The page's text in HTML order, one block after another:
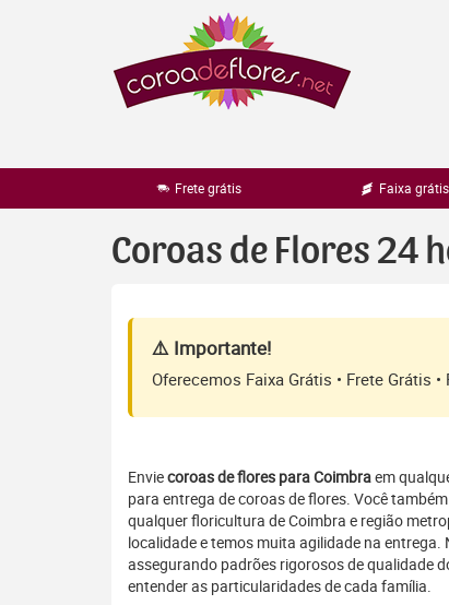
Frete grátis Faixa grátis
Coroas de Flores 24
⚠️ Importante!
Oferecemos Faixa Grátis • Frete Grátis
Enviecoroas de flores para Coimbraem
para entrega de coroas de flores. Você
qualquer floricultura de Coimbra e região
localidade e temos muita agilidade na
assegurando padrões rigorosos de qualidade
entender as particularidades de cada família.